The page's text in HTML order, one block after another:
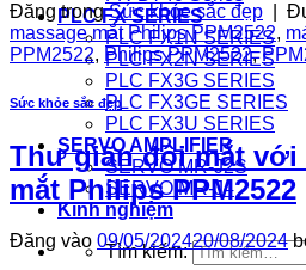
PLC FX SERIES
PLC FX1N SERIES
PLC FX2N SERIES
PLC FX3G SERIES
PLC FX3GE SERIES
PLC FX3U SERIES
SERVO AMPLIFIER
SERVO MR-J2S
SERVO MR-J4
Kinh nghiệm
Tìm kiếm:
Đăng trongSức khỏe sắc đẹp
massage mắt Philips PPM2522,
PPM2522, Philips PPM2522,
Sức khỏe sắc đẹp
Thư giãn đôi mắt với
mắt Philips PPM2522
Đăng vào 09/05/202420/08/2024